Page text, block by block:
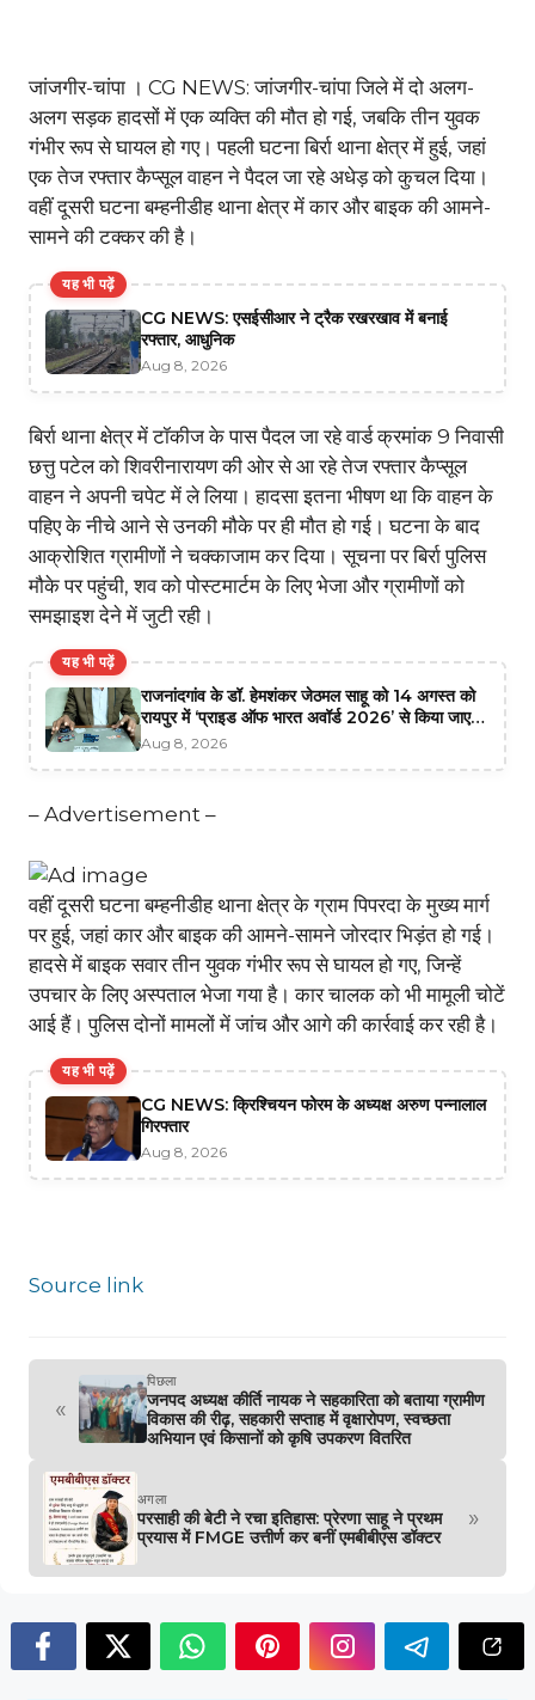
जांजगीर-चांपा । CG NEWS: जांजगीर-चांपा जिले में दो अलग-
अलग सड़क हादसों में एक व्यक्ति की मौत हो गई, जबकि तीन युवक
गंभीर रूप से घायल हो गए। पहली घटना बिर्रा थाना क्षेत्र में हुई, जहां
एक तेज रफ्तार कैप्सूल वाहन ने पैदल जा रहे अधेड़ को कुचल दिया।
वहीं दूसरी घटना बम्हनीडीह थाना क्षेत्र में कार और बाइक की आमने-
सामने की टक्कर की है।
यह भी पढ़ें
CG NEWS: एसईसीआर ने ट्रैक रखरखाव में बनाई
रफ्तार, आधुनिक
Aug 8, 2026
बिर्रा थाना क्षेत्र में टॉकीज के पास पैदल जा रहे वार्ड क्रमांक 9 निवासी
छत्तु पटेल को शिवरीनारायण की ओर से आ रहे तेज रफ्तार कैप्सूल
वाहन ने अपनी चपेट में ले लिया। हादसा इतना भीषण था कि वाहन के
पहिए के नीचे आने से उनकी मौके पर ही मौत हो गई। घटना के बाद
आक्रोशित ग्रामीणों ने चक्काजाम कर दिया। सूचना पर बिर्रा पुलिस
मौके पर पहुंची, शव को पोस्टमार्टम के लिए भेजा और ग्रामीणों को
समझाइश देने में जुटी रही।
यह भी पढ़ें
राजनांदगांव के डॉ. हेमशंकर जेठमल साहू को 14 अगस्त को
रायपुर में ‘प्राइड ऑफ भारत अवॉर्ड 2026’ से किया जाएगा
सम्मानित
Aug 8, 2026
– Advertisement –
वहीं दूसरी घटना बम्हनीडीह थाना क्षेत्र के ग्राम पिपरदा के मुख्य मार्ग
पर हुई, जहां कार और बाइक की आमने-सामने जोरदार भिड़ंत हो गई।
हादसे में बाइक सवार तीन युवक गंभीर रूप से घायल हो गए, जिन्हें
उपचार के लिए अस्पताल भेजा गया है। कार चालक को भी मामूली चोटें
आई हैं। पुलिस दोनों मामलों में जांच और आगे की कार्रवाई कर रही है।
यह भी पढ़ें
CG NEWS: क्रिश्चियन फोरम के अध्यक्ष अरुण पन्नालाल
गिरफ्तार
Aug 8, 2026
Source link
«
पिछला
जनपद अध्यक्ष कीर्ति नायक ने सहकारिता को बताया ग्रामीण
विकास की रीढ़, सहकारी सप्ताह में वृक्षारोपण, स्वच्छता
अभियान एवं किसानों को कृषि उपकरण वितरित
अगला
परसाही की बेटी ने रचा इतिहास: प्रेरणा साहू ने प्रथम
प्रयास में FMGE उत्तीर्ण कर बनीं एमबीबीएस डॉक्टर
»